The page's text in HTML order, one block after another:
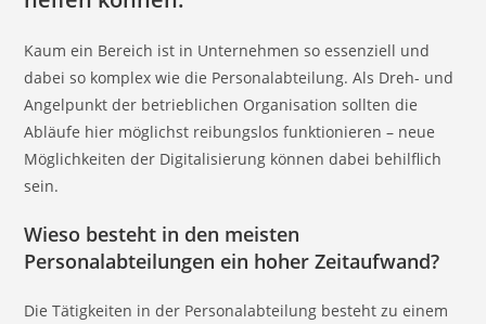
Kaum ein Bereich ist in Unternehmen so essenziell und
dabei so komplex wie die Personalabteilung. Als Dreh- und
Angelpunkt der betrieblichen Organisation sollten die
Abläufe hier möglichst reibungslos funktionieren – neue
Möglichkeiten der Digitalisierung können dabei behilflich
sein.
Wieso besteht in den meisten
Personalabteilungen ein hoher Zeitaufwand?
Die Tätigkeiten in der Personalabteilung besteht zu einem